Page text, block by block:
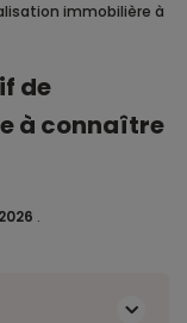
immobilière à
de
à connaître
.